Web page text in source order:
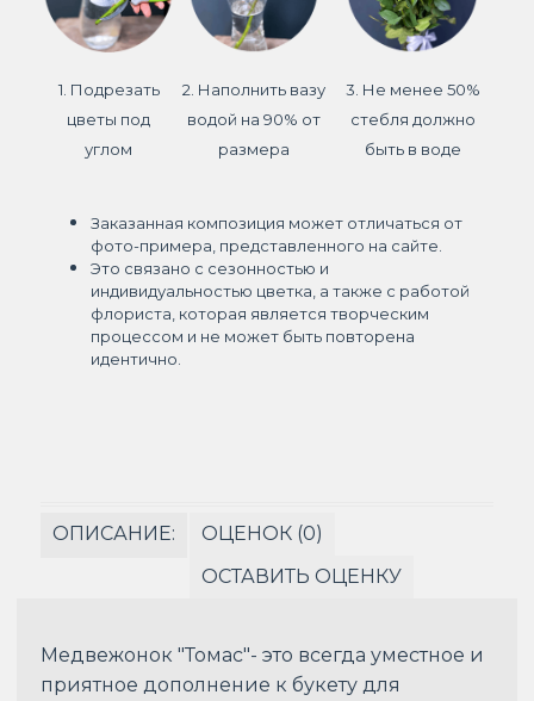
1. Подрезать
цветы под
углом
2. Наполнить вазу
водой на 90% от
размера
3. Не менее 50%
стебля должно
быть в воде
Заказанная композиция может отличаться от
фото-примера, представленного на сайте.
Это связано с сезонностью и
индивидуальностью цветка, а также с работой
флориста, которая является творческим
процессом и не может быть повторена
идентично.
ОПИСАНИЕ:
ОЦЕНОК (0)
ОСТАВИТЬ ОЦЕНКУ
Медвежонок "Томас"- это всегда уместное и
приятное дополнение к букету для